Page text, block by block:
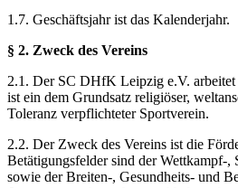
1.7. Geschäftsjahr ist das Kalenderjahr.
§ 2. Zweck des Vereins
2.1. Der SC DHfK Leipzig e.V.
ist ein dem Grundsatz religiöser,
Toleranz verpflichteter Sportverein.
2.2. Der Zweck des Vereins ist die
Betätigungsfelder sind der Wettkampf-,
sowie der Breiten-, Gesundheits- und